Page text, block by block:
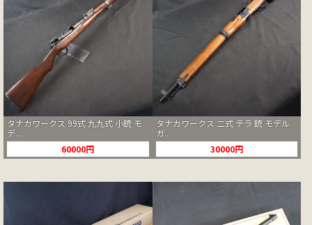
タナカワークス 99式 九九式 小銃 モ
デ...
60000円
タナカワークス 二式 テラ 銃 モデル
ガ...
30000円